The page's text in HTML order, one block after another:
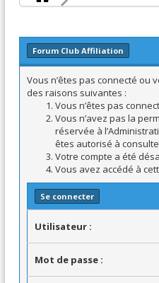
Forum Club Affiliation
Vous n’êtes pas connecté ou
des raisons suivantes :
Vous n’êtes pas
Vous n’avez pas la
réservée à
êtes autorisé à
Votre compte a été
Vous avez accédé à
Se connecter
Utilisateur :
Mot de passe :